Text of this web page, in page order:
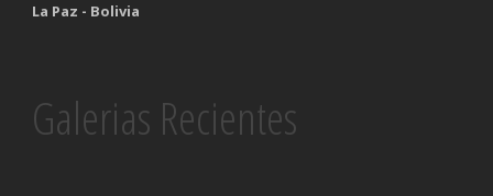
La Paz - Bolivia
Galerias Recientes